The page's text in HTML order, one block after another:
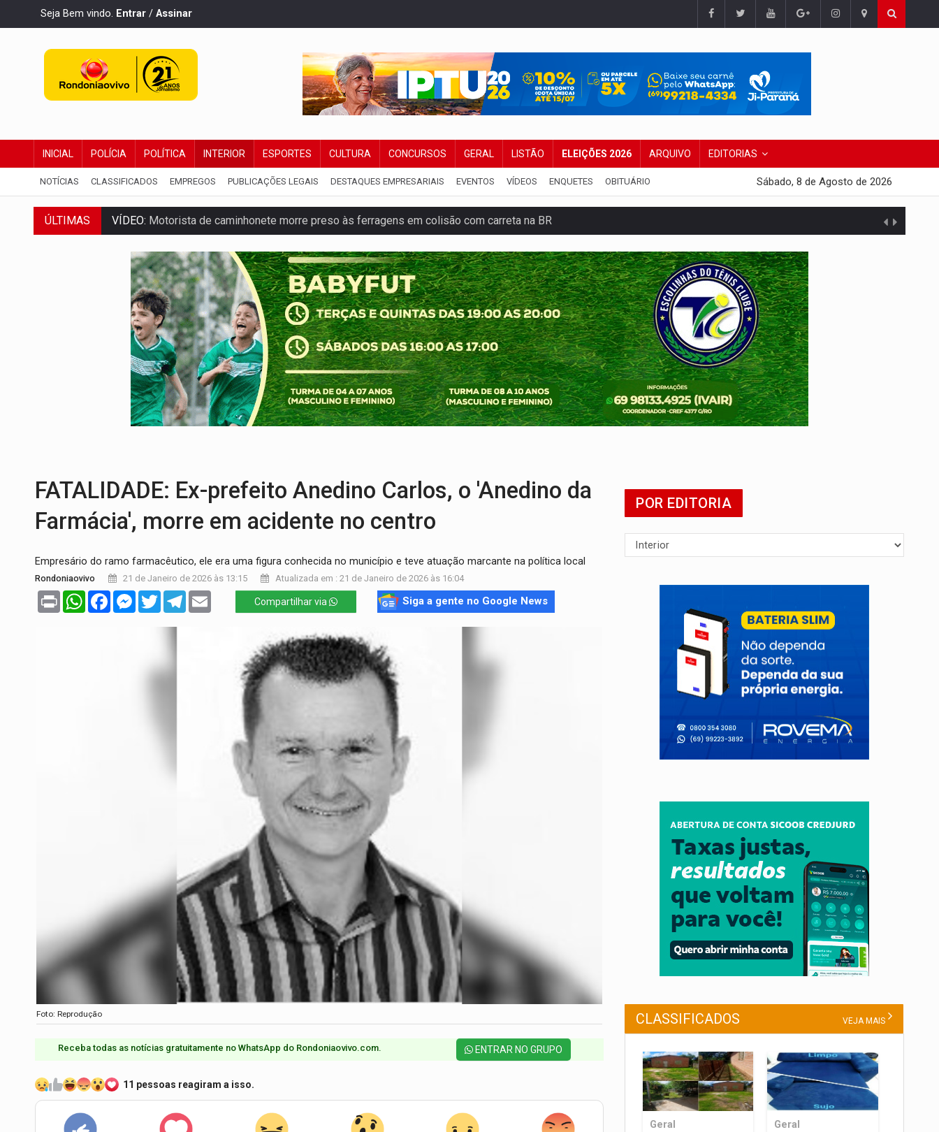
Seja Bem vindo. Entrar / Assinar
INICIAL POLÍCIA POLÍTICA INTERIOR ESPORTES CULTURA CONCURSOS GERAL LISTÃO ELEIÇÕES 2026 ARQUIVO EDITORIAS
NOTÍCIAS CLASSIFICADOS EMPREGOS PUBLICAÇÕES LEGAIS DESTAQUES EMPRESARIAIS EVENTOS VÍDEOS ENQUETES OBITUÁRIO Sábado, 8 de Agosto de 2026
ÚLTIMAS VÍDEO: Motorista de caminhonete morre preso às ferragens em colisão com carreta na BR
VÍDEO:FTICCO e Força Tática prendem membro do CV com arma e drogas em boca de fumo
INCLUSÃO:Prefeitura fortalece parceria com a APAE para ampliar ações voltadas a PCD's
DEFESA:Exército testa inovações no combate a drones durante exercício antiaéreo
TEMAS SOCIOAMBIENTAIS:Em Itapuã do Oeste, CINEMAZÔNIA leva cinema amazônico a estudantes na escola
PREVISÃO:Interior de Rondônia terá sábado (8) de calor intenso e tempo firme
INFRAESTRUTURA:Após quase 30 anos de espera, asfalto chega ao bairro Nova Esperança
FATALIDADE: Ex-prefeito Anedino Carlos, o 'Anedino da
Farmácia', morre em acidente no centro
Empresário do ramo farmacêutico, ele era uma figura conhecida no município e teve atuação marcante na política local
Rondoniaovivo 21 de Janeiro de 2026 às 13:15 Atualizada em : 21 de Janeiro de 2026 às 16:04
Print WhatsAppFacebookMessenger
TwitterTelegram Compartilhar via Siga a gente no Google News
Foto: Reprodução
Receba todas as notícias gratuitamente no WhatsApp do Rondoniaovivo.com.​ ENTRAR NO GRUPO
11 pessoas reagiram a isso.
POR EDITORIA
CLASSIFICADOS VEJA MAIS
Geral Geral